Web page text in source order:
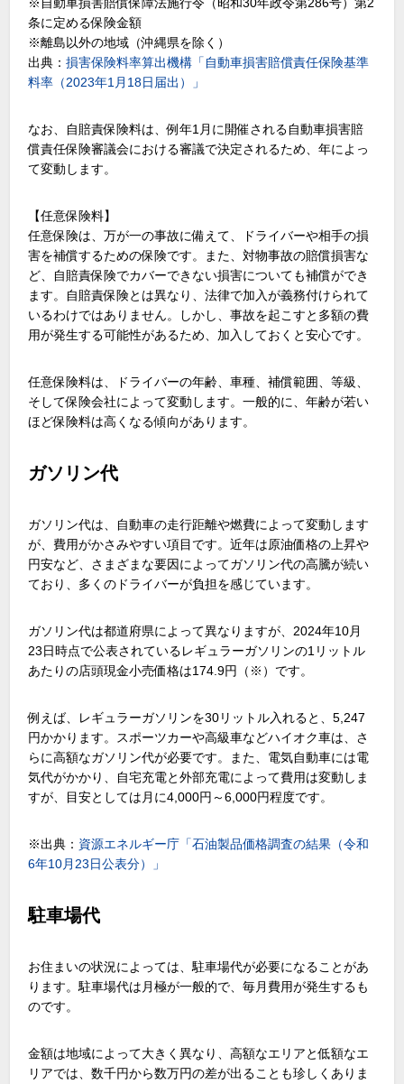
条に定める保険金額
※離島以外の地域（沖縄県を除く）
出典：損害保険料率算出機構「自動車損害賠償責任保険基準
料率（2023年1月18日届出）」
なお、自賠責保険料は、例年1月に開催される自動車損害賠
償責任保険審議会における審議で決定されるため、年によっ
て変動します。
【任意保険料】
任意保険は、万が一の事故に備えて、ドライバーや相手の損
害を補償するための保険です。また、対物事故の賠償損害な
ど、自賠責保険でカバーできない損害についても補償ができ
ます。自賠責保険とは異なり、法律で加入が義務付けられて
いるわけではありません。しかし、事故を起こすと多額の費
用が発生する可能性があるため、加入しておくと安心です。
任意保険料は、ドライバーの年齢、車種、補償範囲、等級、
そして保険会社によって変動します。一般的に、年齢が若い
ほど保険料は高くなる傾向があります。
ガソリン代
ガソリン代は、自動車の走行距離や燃費によって変動します
が、費用がかさみやすい項目です。近年は原油価格の上昇や
円安など、さまざまな要因によってガソリン代の高騰が続い
ており、多くのドライバーが負担を感じています。
ガソリン代は都道府県によって異なりますが、2024年10月
23日時点で公表されているレギュラーガソリンの1リットル
あたりの店頭現金小売価格は174.9円（※）です。
例えば、レギュラーガソリンを30リットル入れると、5,247
円かかります。スポーツカーや高級車などハイオク車は、さ
らに高額なガソリン代が必要です。また、電気自動車には電
気代がかかり、自宅充電と外部充電によって費用は変動しま
すが、目安としては月に4,000円～6,000円程度です。
※出典： 資源エネルギー庁「石油製品価格調査の結果（令和
6年10月23日公表分）」
駐車場代
お住まいの状況によっては、駐車場代が必要になることがあ
ります。駐車場代は月極が一般的で、毎月費用が発生するも
のです。
金額は地域によって大きく異なり、高額なエリアと低額なエ
リアでは、数千円から数万円の差が出ることも珍しくありま